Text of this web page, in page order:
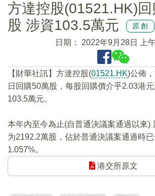
方達控股(01521.HK)
股 涉資103.5萬元
原創
日期： 2022年9月28日 上
【財華社訊】方達控股(01521.HK)公佈
日回購50萬股，每股回購價介乎2.03港
103.5萬元。
本年內至今為止(自普通決議案通過以來)
为2192.2萬股，佔於普通決議案通過時
1.057%。
港交所原文